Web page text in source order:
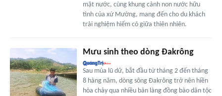
mặt nước, cùng khung cảnh non nước hữu
tình của xứ Mường, mang đến cho du khách
trải nghiệm hiếm có giữa thiên nhiên.
Mưu sinh theo dòng Đakrông
Sau mùa lũ dữ, bắt đầu từ tháng 2 đến tháng
8 hàng năm, dòng sông Đakrông trở nên hiền
hòa chảy qua nhiều bản làng đồng bào dân tộc